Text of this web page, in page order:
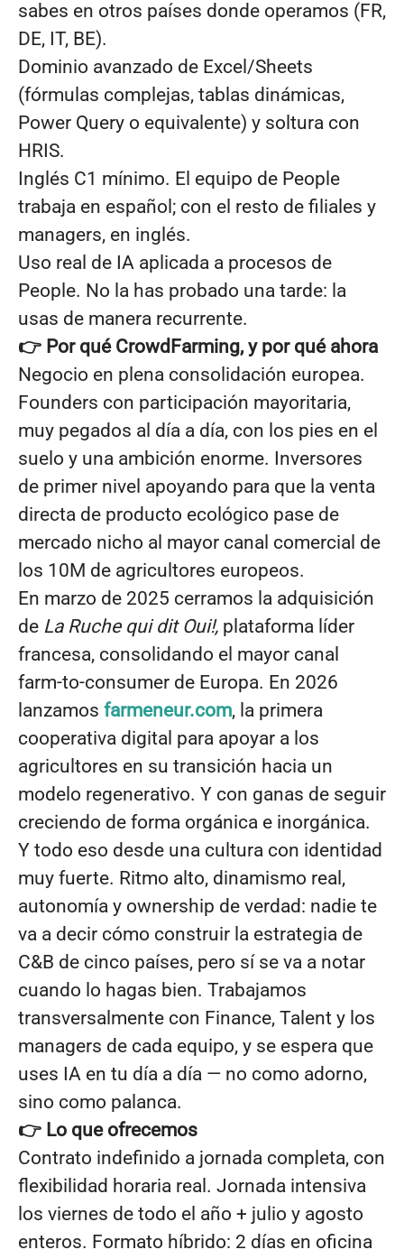
sabes en otros países donde operamos (FR,
DE, IT, BE).
Dominio avanzado de Excel/Sheets
(fórmulas complejas, tablas dinámicas,
Power Query o equivalente) y soltura con
HRIS.
Inglés C1 mínimo. El equipo de People
trabaja en español; con el resto de filiales y
managers, en inglés.
Uso real de IA aplicada a procesos de
People. No la has probado una tarde: la
usas de manera recurrente.
👉 Por qué CrowdFarming, y por qué ahora
Negocio en plena consolidación europea.
Founders con participación mayoritaria,
muy pegados al día a día, con los pies en el
suelo y una ambición enorme. Inversores
de primer nivel apoyando para que la venta
directa de producto ecológico pase de
mercado nicho al mayor canal comercial de
los 10M de agricultores europeos.
En marzo de 2025 cerramos la adquisición
de La Ruche qui dit Oui!, plataforma líder
francesa, consolidando el mayor canal
farm-to-consumer de Europa. En 2026
lanzamos farmeneur.com, la primera
cooperativa digital para apoyar a los
agricultores en su transición hacia un
modelo regenerativo. Y con ganas de seguir
creciendo de forma orgánica e inorgánica.
Y todo eso desde una cultura con identidad
muy fuerte. Ritmo alto, dinamismo real,
autonomía y ownership de verdad: nadie te
va a decir cómo construir la estrategia de
C&B de cinco países, pero sí se va a notar
cuando lo hagas bien. Trabajamos
transversalmente con Finance, Talent y los
managers de cada equipo, y se espera que
uses IA en tu día a día — no como adorno,
sino como palanca.
👉 Lo que ofrecemos
Contrato indefinido a jornada completa, con
flexibilidad horaria real. Jornada intensiva
los viernes de todo el año + julio y agosto
enteros. Formato híbrido: 2 días en oficina